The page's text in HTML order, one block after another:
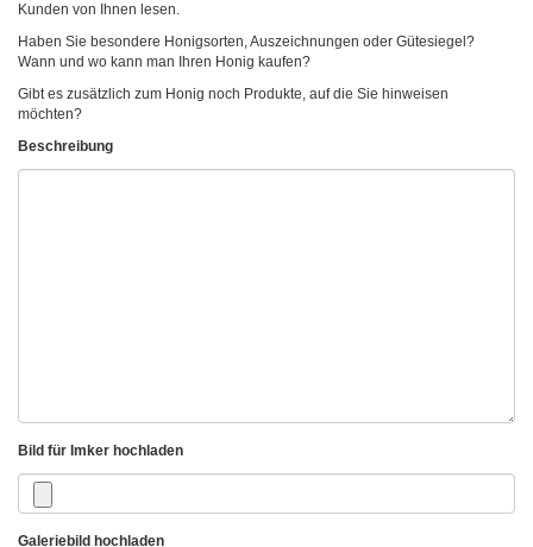
Kunden von Ihnen lesen.
Haben Sie besondere Honigsorten, Auszeichnungen oder Gütesiegel?
Wann und wo kann man Ihren Honig kaufen?
Gibt es zusätzlich zum Honig noch Produkte, auf die Sie hinweisen
möchten?
Beschreibung
Bild für Imker hochladen
Galeriebild hochladen